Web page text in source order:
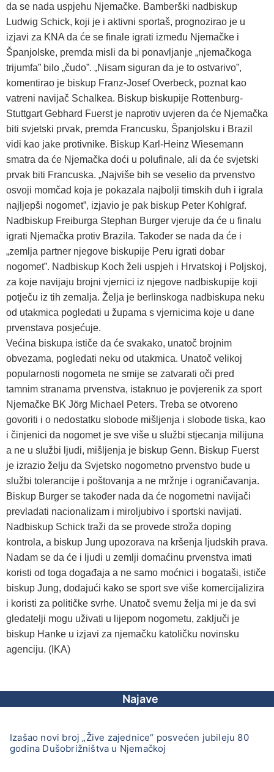
da se nada uspjehu Njemačke. Bamberški nadbiskup
Ludwig Schick, koji je i aktivni sportaš, prognozirao je u
izjavi za KNA da će se finale igrati između Njemačke i
Španjolske, premda misli da bi ponavljanje „njemačkoga
trijumfa” bilo „čudo”. „Nisam siguran da je to ostvarivo”,
komentirao je biskup Franz-Josef Overbeck, poznat kao
vatreni navijač Schalkea. Biskup biskupije Rottenburg-
Stuttgart Gebhard Fuerst je naprotiv uvjeren da će Njemačka
biti svjetski prvak, premda Francusku, Španjolsku i Brazil
vidi kao jake protivnike. Biskup Karl-Heinz Wiesemann
smatra da će Njemačka doći u polufinale, ali da će svjetski
prvak biti Francuska. „Najviše bih se veselio da prvenstvo
osvoji momčad koja je pokazala najbolji timskih duh i igrala
najljepši nogomet”, izjavio je pak biskup Peter Kohlgraf.
Nadbiskup Freiburga Stephan Burger vjeruje da će u finalu
igrati Njemačka protiv Brazila. Također se nada da će i
„zemlja partner njegove biskupije Peru igrati dobar
nogomet”. Nadbiskup Koch želi uspjeh i Hrvatskoj i Poljskoj,
za koje navijaju brojni vjernici iz njegove nadbiskupije koji
potječu iz tih zemalja. Želja je berlinskoga nadbiskupa neku
od utakmica pogledati u župama s vjernicima koje u dane
prvenstava posjećuje.
Većina biskupa ističe da će svakako, unatoč brojnim
obvezama, pogledati neku od utakmica. Unatoč velikoj
popularnosti nogometa ne smije se zatvarati oči pred
tamnim stranama prvenstva, istaknuo je povjerenik za sport
Njemačke BK Jörg Michael Peters. Treba se otvoreno
govoriti i o nedostatku slobode mišljenja i slobode tiska, kao
i činjenici da nogomet je sve više u službi stjecanja milijuna
a ne u službi ljudi, mišljenja je biskup Genn. Biskup Fuerst
je izrazio želju da Svjetsko nogometno prvenstvo bude u
službi tolerancije i poštovanja a ne mržnje i ograničavanja.
Biskup Burger se također nada da će nogometni navijači
prevladati nacionalizam i miroljubivo i sportski navijati.
Nadbiskup Schick traži da se provede stroža doping
kontrola, a biskup Jung upozorava na kršenja ljudskih prava.
Nadam se da će i ljudi u zemlji domaćinu prvenstva imati
koristi od toga događaja a ne samo moćnici i bogataši, ističe
biskup Jung, dodajući kako se sport sve više komercijalizira
i koristi za političke svrhe. Unatoč svemu želja mi je da svi
gledatelji mogu uživati u lijepom nogometu, zaključi je
biskup Hanke u izjavi za njemačku katoličku novinsku
agenciju. (IKA)
Najave
Izašao novi broj „Žive zajednice“ posvećen jubileju 80
godina Dušobrižništva u Njemačkoj